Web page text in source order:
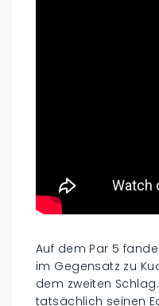
Auf dem Par 5
im Gegensatz zu
dem zweiten
tatsächlich seinen